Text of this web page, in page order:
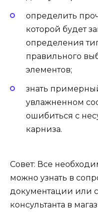
определить
которой будет
определения
правильного
элементов;
знать
увлажненном
ошибиться с
карниза.
Совет: Все
можно узнать в
документации или
консультанта в